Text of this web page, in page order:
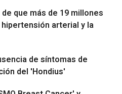
de que más de 19 millones
arterial y la
de síntomas de
del 'Hondius'